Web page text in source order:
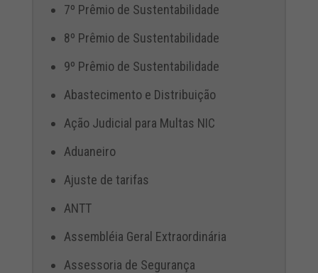
7º Prêmio de Sustentabilidade
8º Prêmio de Sustentabilidade
9º Prêmio de Sustentabilidade
Abastecimento e Distribuição
Ação Judicial para Multas NIC
Aduaneiro
Ajuste de tarifas
ANTT
Assembléia Geral Extraordinária
Assessoria de Segurança